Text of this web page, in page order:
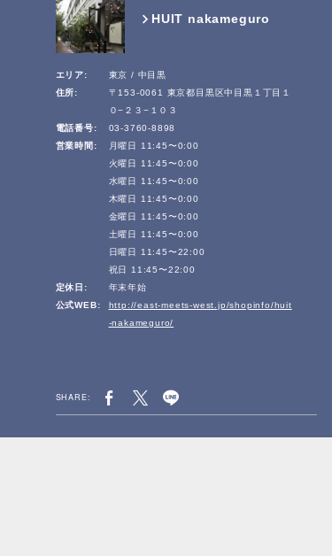
HUIT nakameguro
エリア:
東京 / 中目黒
住所:
〒153-0061 東京都目黒区中目黒１丁目１
０−２３−１０３
電話番号:
03-3760-8898
営業時間:
月曜日 11:45〜0:00
火曜日 11:45〜0:00
水曜日 11:45〜0:00
木曜日 11:45〜0:00
金曜日 11:45〜0:00
土曜日 11:45〜0:00
日曜日 11:45〜22:00
祝日 11:45〜22:00
定休日:
年末年始
公式WEB:
http://east-meets-west.jp/shopinfo/huit
-nakameguro/
SHARE: